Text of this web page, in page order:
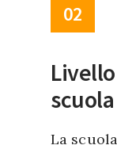
02
La